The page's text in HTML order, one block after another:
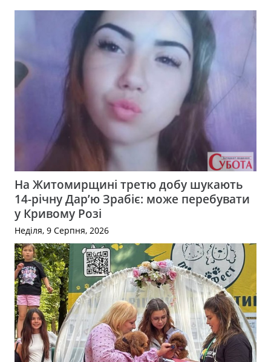
На Житомирщині третю добу шукають
14-річну Дар’ю Зрабіє: може перебувати
у Кривому Розі
Неділя, 9 Серпня, 2026